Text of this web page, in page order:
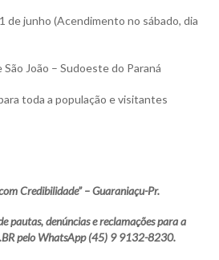
de junho (Acendimento no sábado, dia
João – Sudoeste do Paraná
toda a população e visitantes
Credibilidade” – Guaraniaçu-Pr.
pautas, denúncias e reclamações para a
pelo WhatsApp (45) 9 9132-8230.